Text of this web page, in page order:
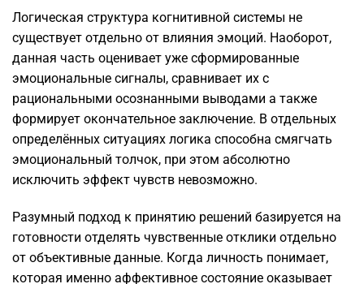
Логическая структура когнитивной системы не
существует отдельно от влияния эмоций. Наоборот,
данная часть оценивает уже сформированные
эмоциональные сигналы, сравнивает их с
рациональными осознанными выводами а также
формирует окончательное заключение. В отдельных
определённых ситуациях логика способна смягчать
эмоциональный толчок, при этом абсолютно
исключить эффект чувств невозможно.
Разумный подход к принятию решений базируется на
готовности отделять чувственные отклики отдельно
от объективные данные. Когда личность понимает,
которая именно аффективное состояние оказывает